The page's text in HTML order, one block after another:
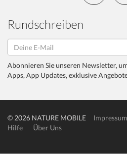
Rundschreiben
Abonnieren Sie unseren Newsletter,
Apps, App Updates, exklusive
© 2026 NATURE MOBILE Impressum
Hilfe
Über Uns